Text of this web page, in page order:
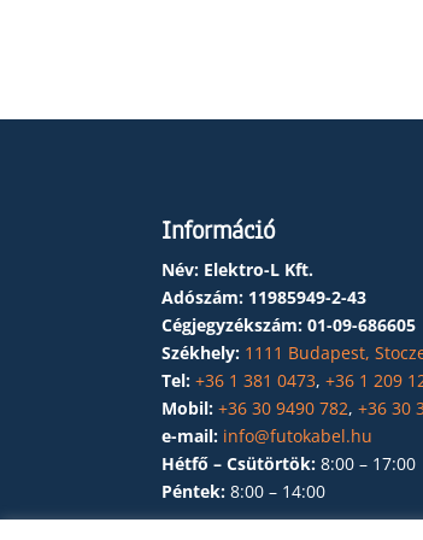
Információ
Név: Elektro-L Kft.
Adószám: 11985949-2-43
Cégjegyzékszám:01-09-686605
Székhely: 1111 Budapest,
Tel: +36 1 381 0473,+36 1 209
Mobil:+36 30 9490 782,+36 30
e-mail: info@futokabel.hu
Hétfő – Csütörtök:8:00 – 17:00
Péntek:8:00 – 14:00